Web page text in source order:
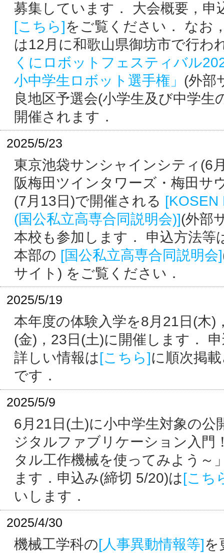
募集しています． 大会概要，申
[こちら]をご覧ください． なお
は12月に和歌山県御坊市で行わ
くにロボットフェスティバル
小中学生ロボット選手権」 (外部
良地区予選会(小学生及び中学生
開催されます．
2025/5/23
東京池袋サンシャインシティ(6
阪梅田ツインタワーズ・梅田サ
(7月13日)で開催される [KOSEN
(国公私立高専合同説明会)](外部
本校も参加します． 申込方法等
本部の [国公私立高専合同説明会]
サイト) をご覧ください．
2025/5/19
本年度の体験入学を8月21日(木)
(金)，23日(土)に開催します．
詳しい情報は[こちら]に順次掲
です．
2025/5/9
6月21日(土)に小中学生対象の公
ジタルファブリケーション入
タル工作機械を使ってみよう～
ます．申込み(締切 5/20)は[こち
いします．
2025/4/30
機械工学科の[人事異動情報等] を